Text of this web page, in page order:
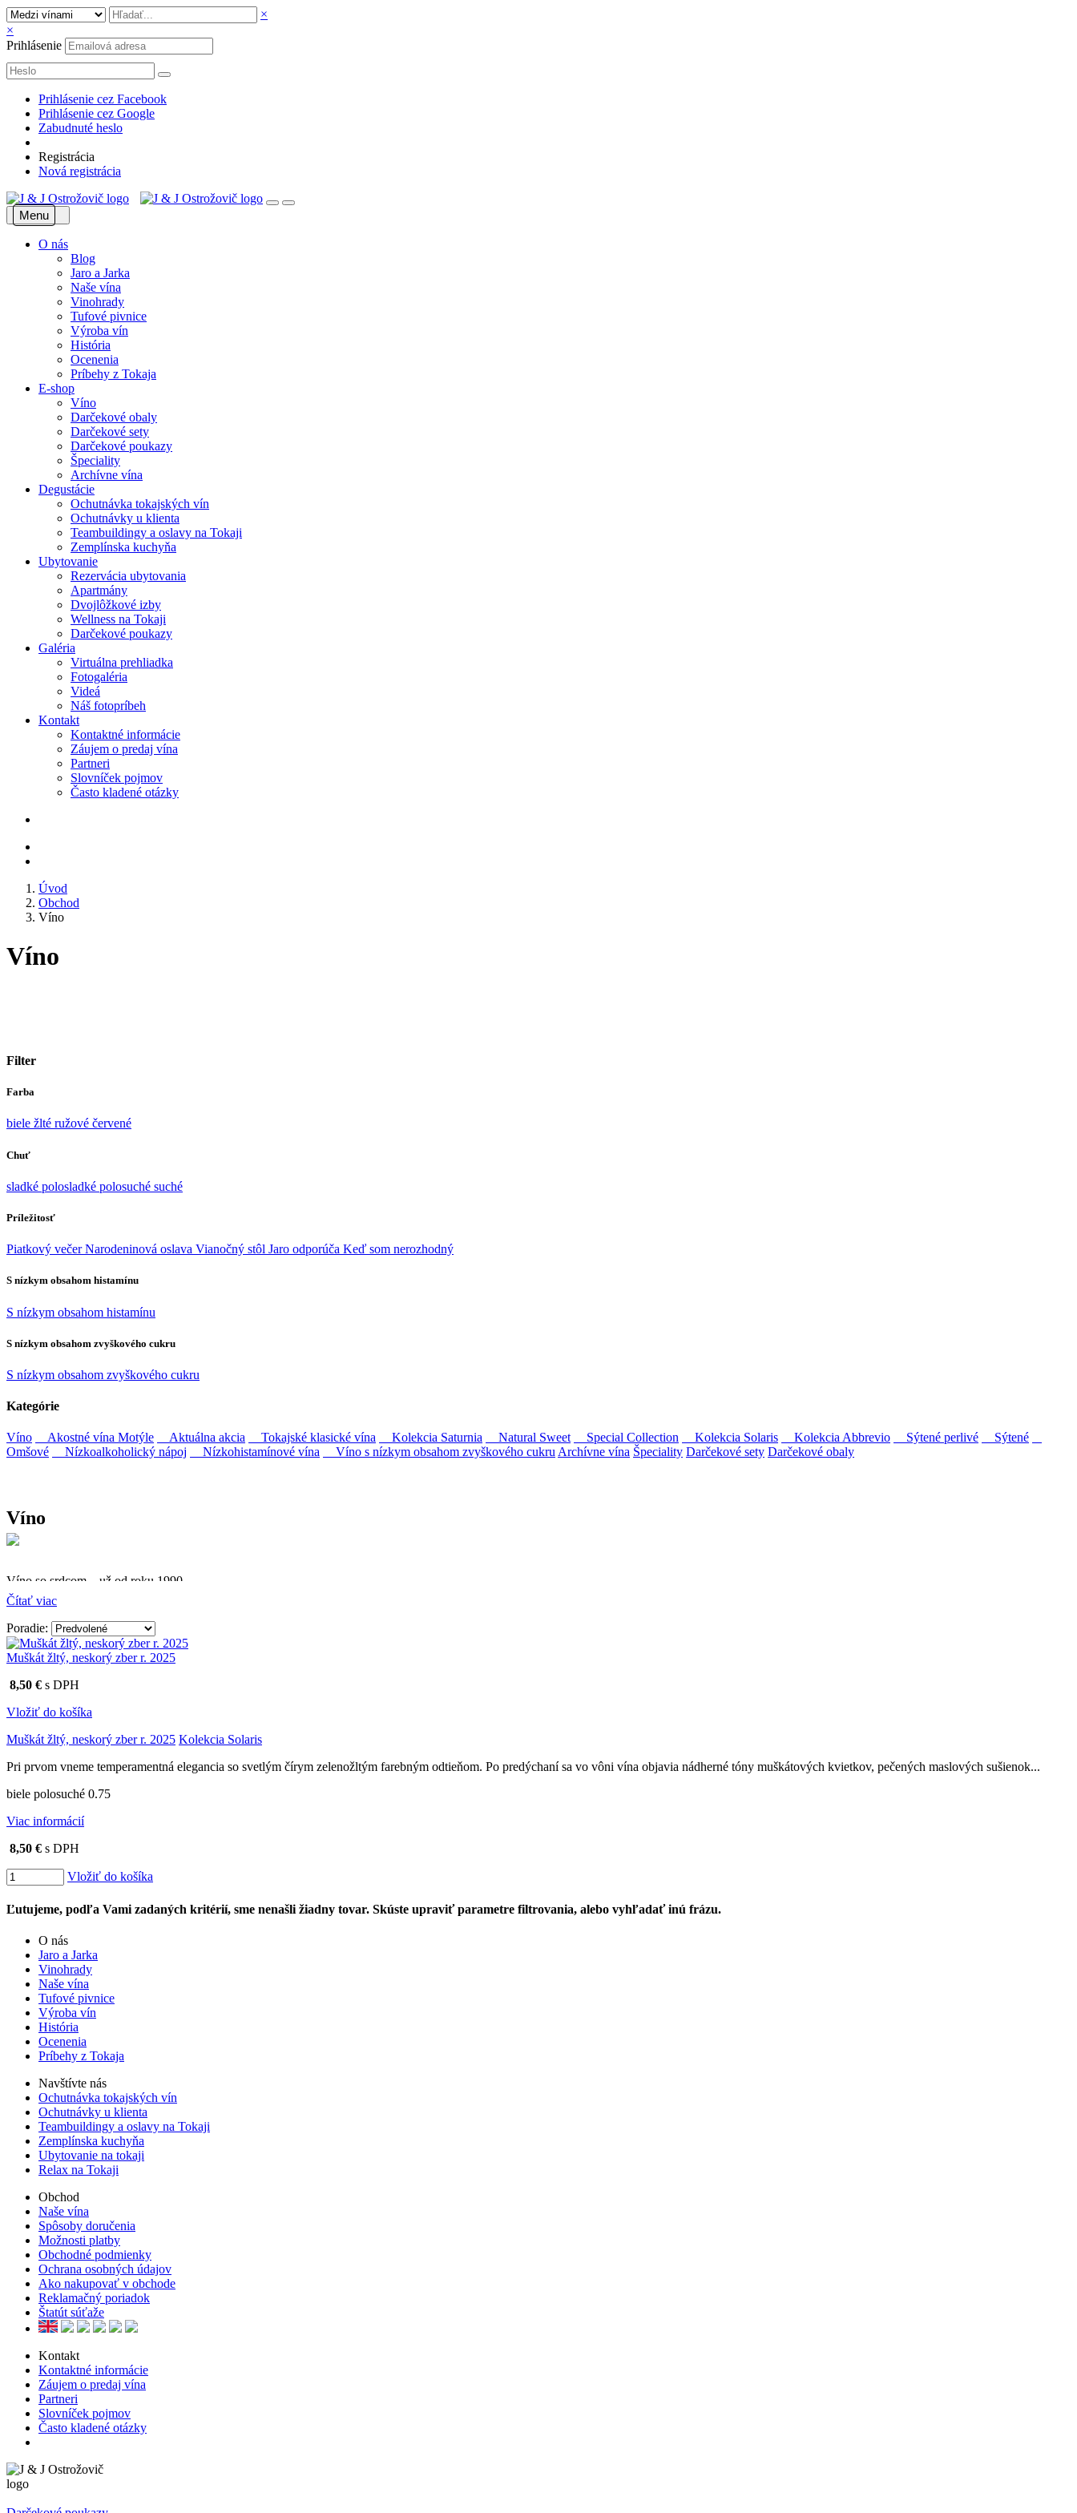
×
×
Prihlásenie
Prihlásenie cez Facebook
Prihlásenie cez Google
Zabudnuté heslo
Registrácia
Nová registrácia
Menu
O nás
Blog
Jaro a Jarka
Naše vína
Vinohrady
Tufové pivnice
Výroba vín
História
Ocenenia
Príbehy z Tokaja
E-shop
Víno
Darčekové obaly
Darčekové sety
Darčekové poukazy
Špeciality
Archívne vína
Degustácie
Ochutnávka tokajských vín
Ochutnávky u klienta
Teambuildingy a oslavy na Tokaji
Zemplínska kuchyňa
Ubytovanie
Rezervácia ubytovania
Apartmány
Dvojlôžkové izby
Wellness na Tokaji
Darčekové poukazy
Galéria
Virtuálna prehliadka
Fotogaléria
Videá
Náš fotopríbeh
Kontakt
Kontaktné informácie
Záujem o predaj vína
Partneri
Slovníček pojmov
Často kladené otázky
Úvod
Obchod
Víno
Víno
Filter
Farba
biele žlté ružové červené
Chuť
sladké polosladké polosuché suché
Príležitosť
Piatkový večerNarodeninová oslava Vianočný stôl Jaro odporúča Keď som nerozhodný
S nízkym obsahom histamínu
S nízkym obsahom histamínu
S nízkym obsahom zvyškového cukru
S nízkym obsahom zvyškového cukru
Kategórie
Víno Akostné vína Motýle Aktuálna akcia Tokajské klasické vína Kolekcia Saturnia Natural Sweet Special Collection Kolekcia Solaris Kolekcia Abbrevio Sýtené perlivé
Sýtené
Omšové
Nízkoalkoholický nápoj Nízkohistamínové vína Víno s nízkym obsahom zvyškového cukru Archívne vína Špeciality Darčekové sety Darčekové obaly
Víno
Víno so srdcom – už od roku 1990
Firma Ostrožovič je najstaršou privátnou firmou na slovenskom Tokaji.
Vyrábame kvalitné odrodové a výberové vína. Ako prví sme priniesli na slovenský trh sólo spracované vína z tokajských odrôd Furmint, Lipovina a Muškát žltý reduktívnou technológiou. Hrozno spracúvame
najmodernejšími technológiami, vrátane riadenej fermentácie.
Čítať viac
Poradie:
Muškát žltý, neskorý zber r. 2025
8,50 € s DPH
Vložiť do košíka
Muškát žltý, neskorý zber r. 2025 Kolekcia Solaris
Pri prvom vneme temperamentná elegancia so svetlým čírym zelenožltým farebným odtieňom. Po predýchaní sa vo vôni vína objavia nádherné tóny muškátových kvietkov, pečených maslových sušienok...
biele polosuché 0.75
Viac informácií
8,50 € s DPH
Vložiť do košíka
Ľutujeme, podľa Vami zadaných kritérií, sme nenašli žiadny tovar. Skúste upraviť parametre filtrovania, alebo vyhľadať inú frázu.
O nás
Jaro a Jarka
Vinohrady
Naše vína
Tufové pivnice
Výroba vín
História
Ocenenia
Príbehy z Tokaja
Navštívte nás
Ochutnávka tokajských vín
Ochutnávky u klienta
Teambuildingy a oslavy na Tokaji
Zemplínska kuchyňa
Ubytovanie na tokaji
Relax na Tokaji
Obchod
Naše vína
Spôsoby doručenia
Možnosti platby
Obchodné podmienky
Ochrana osobných údajov
Ako nakupovať v obchode
Reklamačný poriadok
Štatút súťaže
Kontakt
Kontaktné informácie
Záujem o predaj vína
Partneri
Slovníček pojmov
Často kladené otázky